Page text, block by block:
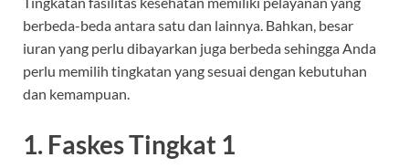
berbeda-beda antara satu dan lainnya. Bahkan, besar
iuran yang perlu dibayarkan juga berbeda sehingga Anda
perlu memilih tingkatan yang sesuai dengan kebutuhan
dan kemampuan.
1. Faskes Tingkat 1